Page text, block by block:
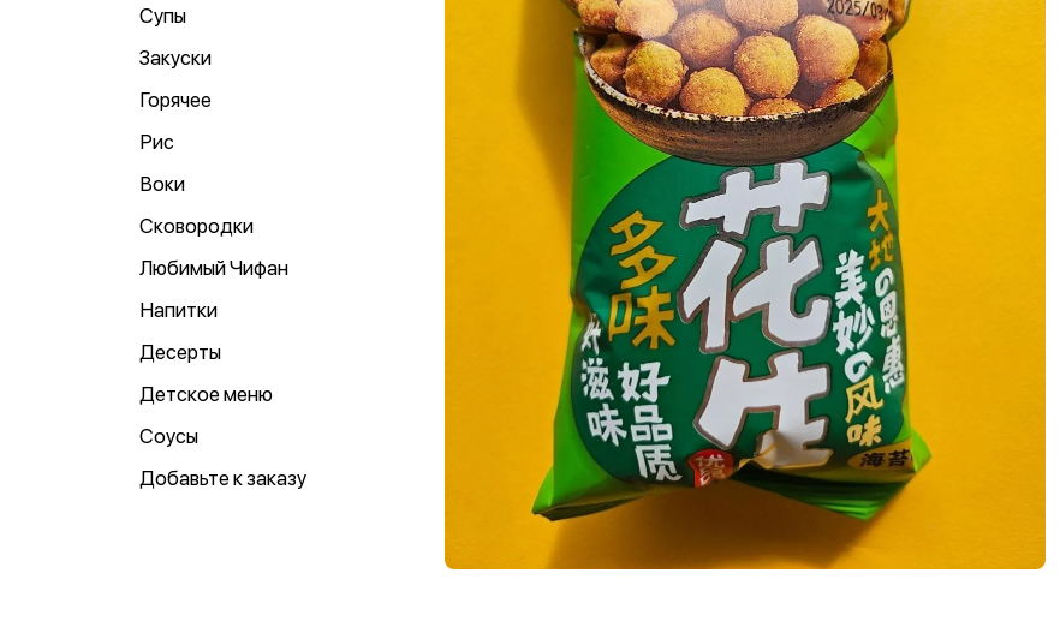
Супы
Закуски
Горячее
Рис
Воки
Сковородки
Любимый Чифан
Напитки
Десерты
Детское меню
Соусы
Добавьте к заказу